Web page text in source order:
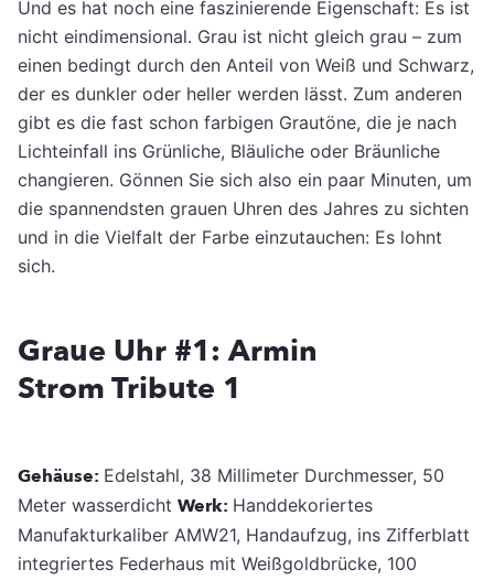
Und es hat noch eine faszinierende Eigenschaft: Es ist
nicht eindimensional. Grau ist nicht gleich grau – zum
einen bedingt durch den Anteil von Weiß und Schwarz,
der es dunkler oder heller werden lässt. Zum anderen
gibt es die fast schon farbigen Grautöne, die je nach
Lichteinfall ins Grünliche, Bläuliche oder Bräunliche
changieren. Gönnen Sie sich also ein paar Minuten, um
die spannendsten grauen Uhren des Jahres zu sichten
und in die Vielfalt der Farbe einzutauchen: Es lohnt
sich.
Graue Uhr #1: Armin
Strom Tribute 1
Gehäuse: Edelstahl, 38 Millimeter Durchmesser, 50
Meter wasserdicht Werk: Handdekoriertes
Manufakturkaliber AMW21, Handaufzug, ins Zifferblatt
integriertes Federhaus mit Weißgoldbrücke, 100